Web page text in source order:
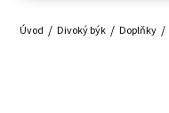
Úvod Divoký býk Doplňky